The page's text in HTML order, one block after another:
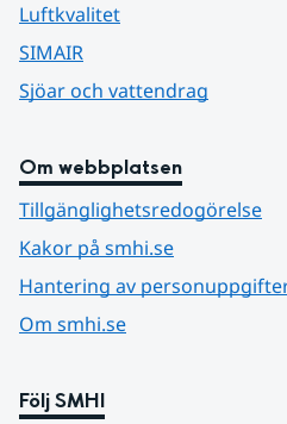
Luftkvalitet
SIMAIR
Sjöar och vattendrag
Om webbplatsen
Tillgänglighetsredogörelse
Kakor på smhi.se
Hantering av
Om smhi.se
Följ SMHI